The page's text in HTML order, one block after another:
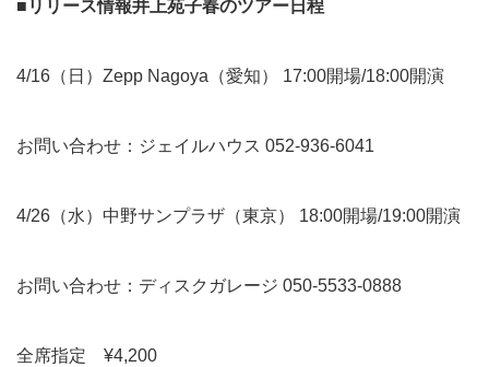
■リリース情報井上苑子春のツアー日程
4/16（日） Zepp Nagoya （愛知） 17:00開場/18:00開演
お問い合わせ：ジェイルハウス 052-936-6041
4/26（水） 中野サンプラザ （東京） 18:00開場/19:00開演
お問い合わせ：ディスクガレージ 050-5533-0888
全席指定 ¥4,200